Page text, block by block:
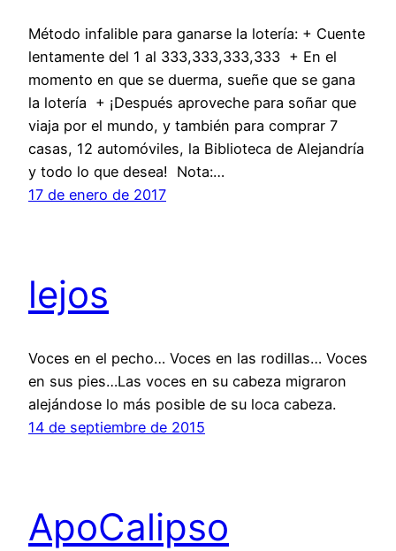
Método infalible para ganarse la lotería: + Cuente
lentamente del 1 al 333,333,333,333 + En el
momento en que se duerma, sueñe que se gana
la lotería + ¡Después aproveche para soñar que
viaja por el mundo, y también para comprar 7
casas, 12 automóviles, la Biblioteca de Alejandría
y todo lo que desea! Nota:…
17 de enero de 2017
lejos
Voces en el pecho… Voces en las rodillas… Voces
en sus pies…Las voces en su cabeza migraron
alejándose lo más posible de su loca cabeza.
14 de septiembre de 2015
ApoCalipso